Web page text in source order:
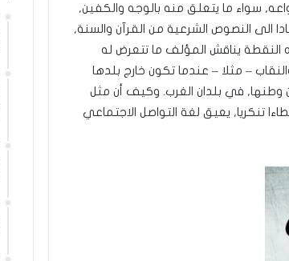
سواء ما يتعلق منه بالوجه والكفين,
الى النصوص الشرعية من القرآن والسنة,
يناقش المؤلف ما تتعرض له
– مثلا – عندما تكون خارج بلدها
وطنها, في بلدان الغرب. وكيف أن مثل
تنكريا, يعيق لغة التواصل الاجتماعي